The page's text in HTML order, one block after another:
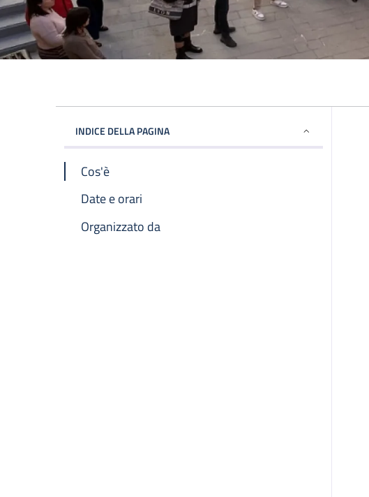
INDICE DELLA PAGINA
Cos'è
Date e orari
Organizzato da